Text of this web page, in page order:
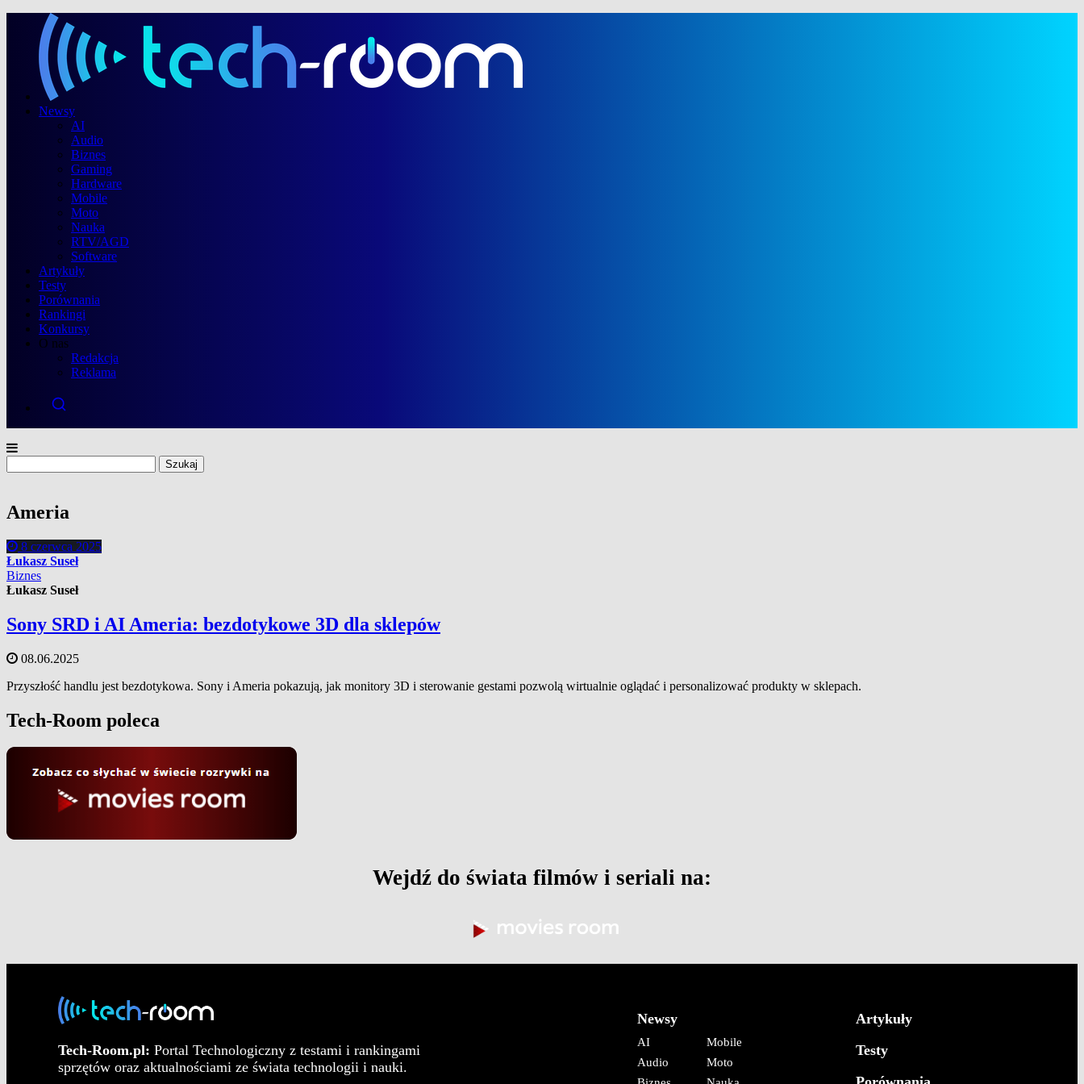
Newsy
AI
Audio
Biznes
Gaming
Hardware
Mobile
Moto
Nauka
RTV/AGD
Software
Artykuły
Testy
Porównania
Rankingi
Konkursy
O nas
Redakcja
Reklama
Ameria
8 czerwca 2025
Łukasz Suseł
Biznes
Łukasz Suseł
Sony SRD i AI Ameria: bezdotykowe 3D dla sklepów
08.06.2025
Przyszłość handlu jest bezdotykowa. Sony i Ameria pokazują, jak monitory 3D i sterowanie gestami pozwolą wirtualnie oglądać i personalizować produkty w sklepach.
Tech-Room poleca
Wejdź do świata filmów i seriali na:
Tech-Room.pl: Portal Technologiczny z testami i rankingami
sprzętów oraz aktualnościami ze świata technologii i nauki.
Newsy
AI
Audio
Mobile
Moto
Artykuły
Testy